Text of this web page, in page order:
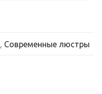
, Современные люстры